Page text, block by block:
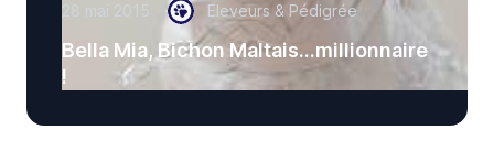
28 mai 2015 Eleveurs & Pédigrée
Bella Mia, Bichon Maltais...millionnaire
!